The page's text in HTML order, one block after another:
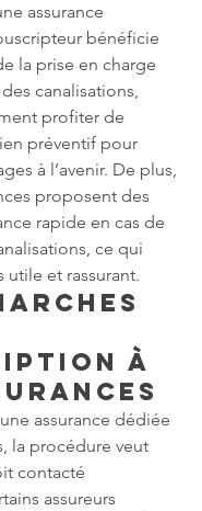
assurance
bénéficie
la prise en charge
canalisations,
profiter de
préventif pour
à l’avenir. De plus,
proposent des
rapide en cas de
ce qui
utile et rassurant.
à
assurance dédiée
la procédure veut
contacté
assureurs